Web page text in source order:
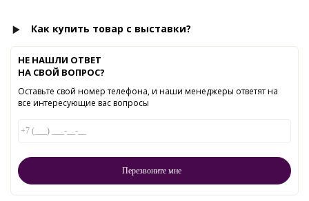
Как купить товар с выставки?
НЕ НАШЛИ ОТВЕТ
НА СВОЙ ВОПРОС?
Оставьте свой номер телефона, и наши менеджеры ответят на
все интересующие вас вопросы